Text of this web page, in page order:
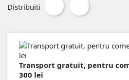
Distribuiti
Transport gratuit, pentru
300 lei